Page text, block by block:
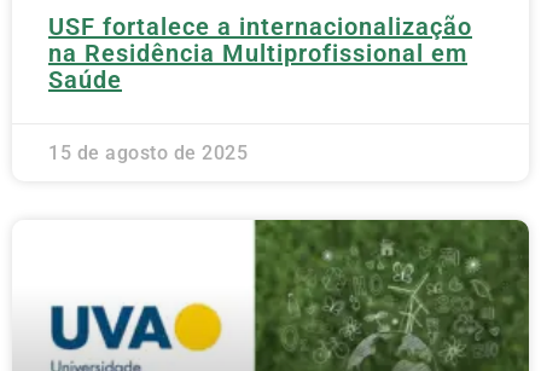
USF fortalece a internacionalização
na Residência Multiprofissional em
Saúde
15 de agosto de 2025